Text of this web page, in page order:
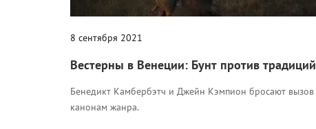
8 сентября 2021
Вестерны в Венеции: Бунт против традиций
Бенедикт Камбербэтч и Джейн Кэмпион бросают вызов
канонам жанра.